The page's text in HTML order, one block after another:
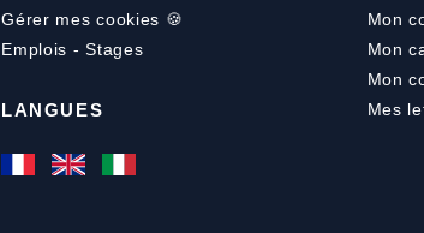
Gérer mes cookies 🍪
Emplois - Stages
LANGUES
Mon
Mon
Mon
Mes